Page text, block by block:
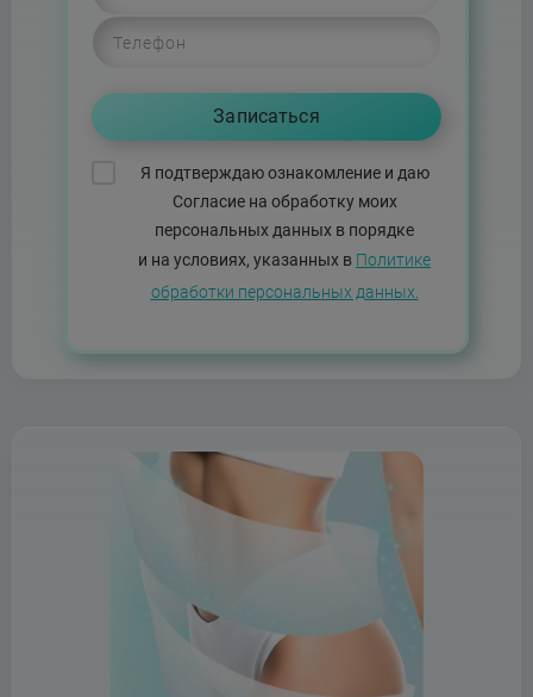
Я подтверждаю ознакомление и даю
Согласие на обработку моих
персональных данных в порядке
и на условиях, указанных в Политике
обработки персональных данных.